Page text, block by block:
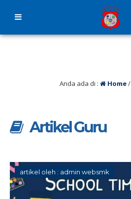
Anda ada di : Home/
Artikel Guru
artikel oleh : admin websmk